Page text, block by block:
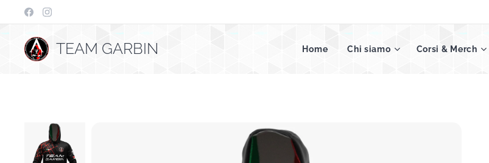
TEAM GARBIN Home Chi siamo Corsi & Merch